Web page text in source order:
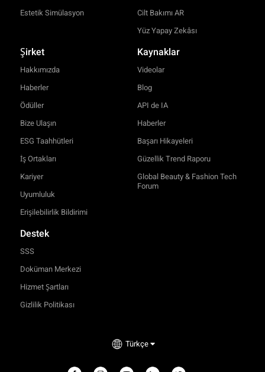
Estetik Simülasyon
Cilt Bakımı AR
Yüz Yapay Zekâsı
Şirket
Hakkımızda
Haberler
Ödüller
Bize Ulaşın
ESG Taahhütleri
İş Ortakları
Kariyer
Uyumluluk
Erişilebilirlik Bildirimi
Kaynaklar
Videolar
Blog
API de IA
Haberler
Başarı Hikayeleri
Güzellik Trend Raporu
Global Beauty & Fashion Tech
Forum
Destek
SSS
Doküman Merkezi
Hizmet Şartları
Gizlilik Politikası
Türkçe